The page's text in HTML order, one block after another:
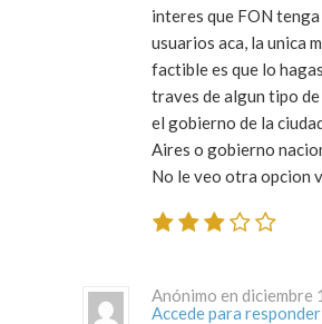
interes que FON tenga
usuarios aca, la unica
factible es que lo
traves de algun tipo
el gobierno de la
Aires o gobierno
No le veo otra opcion
Accede para responder